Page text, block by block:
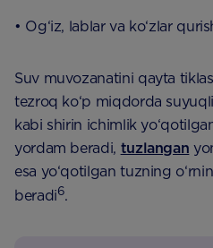
• Og‘iz, lablar va ko‘zlar
Suv muvozanatini qayta
tezroq ko‘p miqdorda
kabi shirin ichimlik
yordam beradi, tuzlangan
esa yo‘qotilgan tuzning
beradi6.